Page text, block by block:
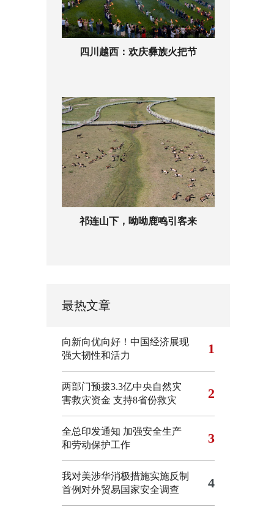
四川越西：欢庆彝族火把节
祁连山下，呦呦鹿鸣引客来
最热文章
向新向优向好！中国经济展现
强大韧性和活力
1
两部门预拨3.3亿中央自然灾
害救灾资金 支持8省份救灾
2
全总印发通知 加强安全生产
和劳动保护工作
3
我对美涉华消极措施实施反制
首例对外贸易国家安全调查
4